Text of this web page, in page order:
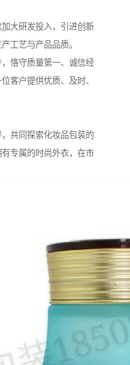
大研发投入，引进创新
工艺与产品品质。
恪守质量第一、诚信经
客户提供优质、及时、
共同探索化妆品包装的
专属的时尚外衣，在市